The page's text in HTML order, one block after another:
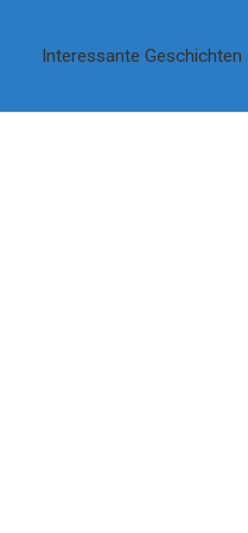
Interessante Geschichten